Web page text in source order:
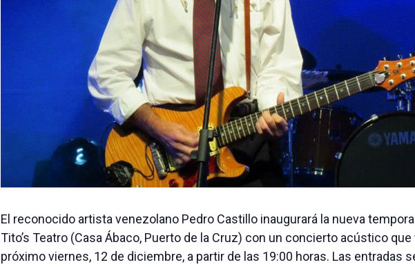
El reconocido artista venezolano Pedro Castillo inaugurará la nueva
Tito’s Teatro (Casa Ábaco, Puerto de la Cruz) con un concierto acústico
próximo viernes, 12 de diciembre, a partir de las 19:00 horas. Las entradas